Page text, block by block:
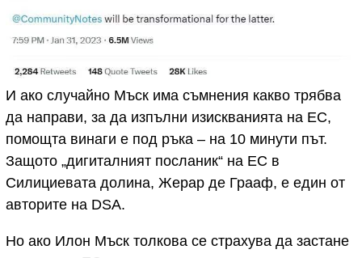
И ако случайно Мъск има съмнения какво трябва
да направи, за да изпълни изискванията на ЕС,
помощта винаги е под ръка – на 10 минути път.
Защото „дигиталният посланик“ на ЕС в
Силициевата долина, Жерар де Грааф, е един от
авторите на DSA.
Но ако Илон Мъск толкова се страхува да застане